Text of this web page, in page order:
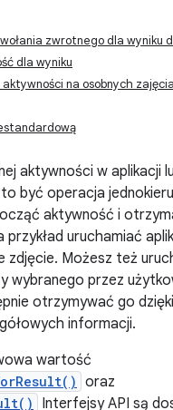
zwrotnego dla wyniku
dla wyniku
na osobnych
aktywności w aplikacji
to być operacja
aktywność i
przykład uruchamiać
zdjęcie. Możesz też
wybranego przez
otrzymywać go
informacji.
wartość
oraz
Interfejsy API są